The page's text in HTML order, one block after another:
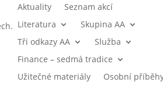
Aktuality
Seznam akcí
Literatura
Skupina AA
Tři odkazy AA
Služba
Finance – sedmá tradice
Užitečné materiály
Osobní